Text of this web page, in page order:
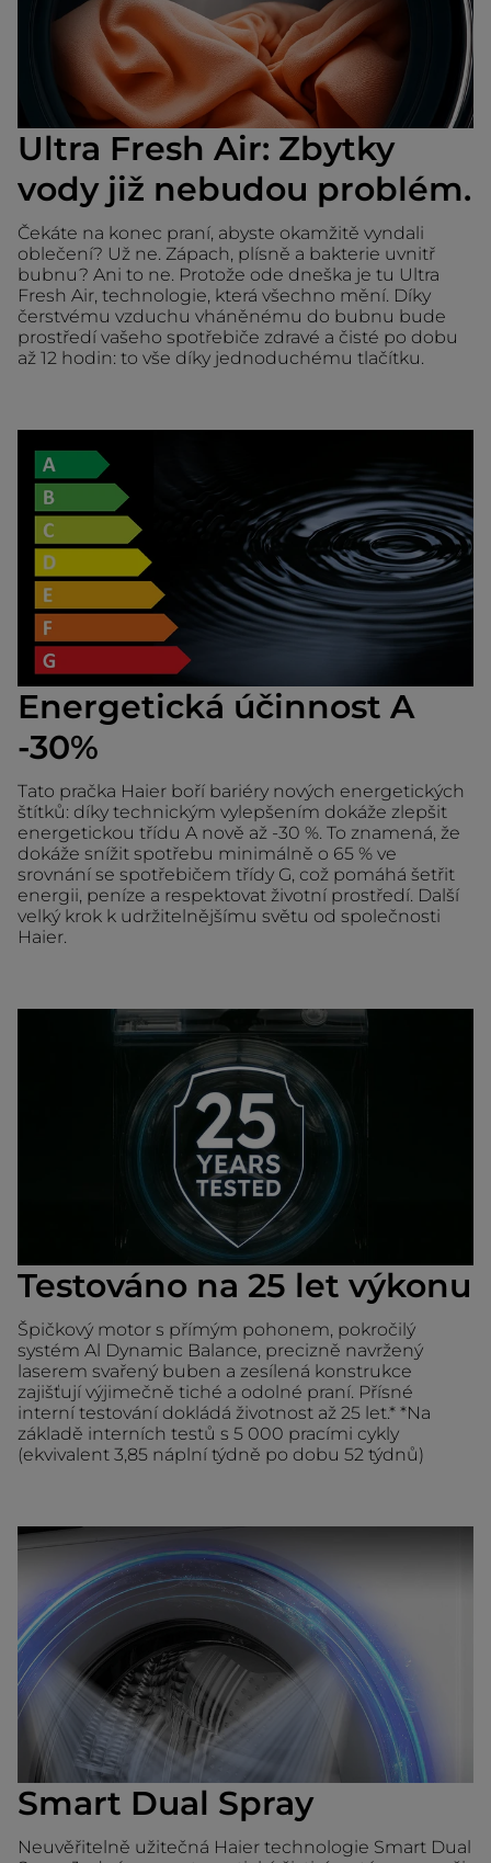
Ultra Fresh Air: Zbytky
vody již nebudou problém.
Čekáte na konec praní, abyste okamžitě vyndali
oblečení? Už ne. Zápach, plísně a bakterie uvnitř
bubnu? Ani to ne. Protože ode dneška je tu Ultra
Fresh Air, technologie, která všechno mění. Díky
čerstvému vzduchu vháněnému do bubnu bude
prostředí vašeho spotřebiče zdravé a čisté po dobu
až 12 hodin: to vše díky jednoduchému tlačítku.
Energetická účinnost A
-30%
Tato pračka Haier boří bariéry nových energetických
štítků: díky technickým vylepšením dokáže zlepšit
energetickou třídu A nově až -30 %. To znamená, že
dokáže snížit spotřebu minimálně o 65 % ve
srovnání se spotřebičem třídy G, což pomáhá šetřit
energii, peníze a respektovat životní prostředí. Další
velký krok k udržitelnějšímu světu od společnosti
Haier.
Testováno na 25 let výkonu
Špičkový motor s přímým pohonem, pokročilý
systém Al Dynamic Balance, precizně navržený
laserem svařený buben a zesílená konstrukce
zajišťují výjimečně tiché a odolné praní. Přísné
interní testování dokládá životnost až 25 let.* *Na
základě interních testů s 5 000 pracími cykly
(ekvivalent 3,85 náplní týdně po dobu 52 týdnů)
Smart Dual Spray
Neuvěřitelně užitečná Haier technologie Smart Dual